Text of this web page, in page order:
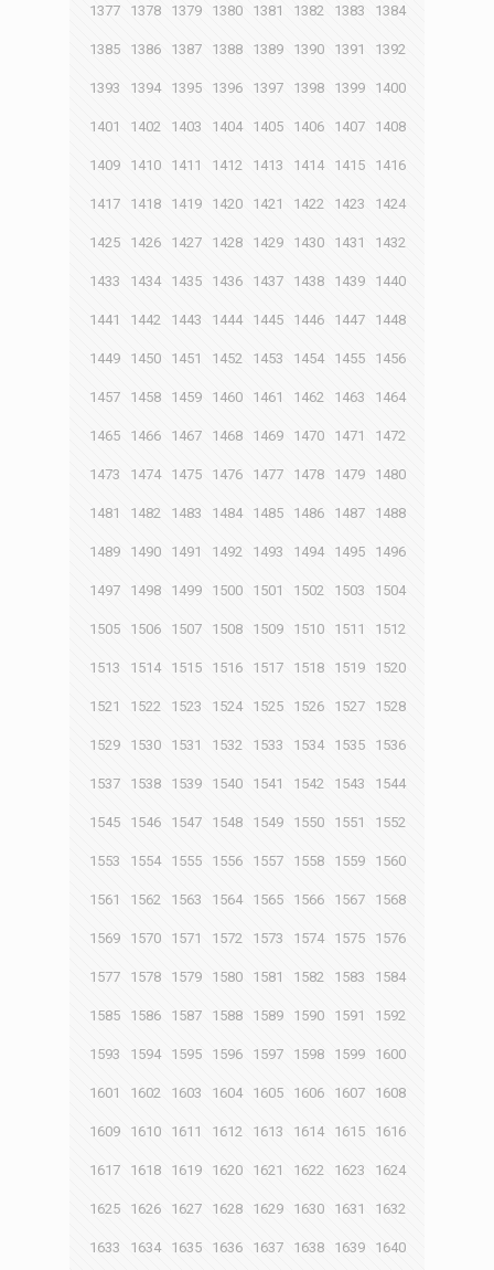
1377 1378 1379 1380 1381 1382 1383 1384
1385 1386 1387 1388 1389 1390 1391 1392
1393 1394 1395 1396 1397 1398 1399 1400
1401 1402 1403 1404 1405 1406 1407 1408
1409 1410 1411 1412 1413 1414 1415 1416
1417 1418 1419 1420 1421 1422 1423 1424
1425 1426 1427 1428 1429 1430 1431 1432
1433 1434 1435 1436 1437 1438 1439 1440
1441 1442 1443 1444 1445 1446 1447 1448
1449 1450 1451 1452 1453 1454 1455 1456
1457 1458 1459 1460 1461 1462 1463 1464
1465 1466 1467 1468 1469 1470 1471 1472
1473 1474 1475 1476 1477 1478 1479 1480
1481 1482 1483 1484 1485 1486 1487 1488
1489 1490 1491 1492 1493 1494 1495 1496
1497 1498 1499 1500 1501 1502 1503 1504
1505 1506 1507 1508 1509 1510 1511 1512
1513 1514 1515 1516 1517 1518 1519 1520
1521 1522 1523 1524 1525 1526 1527 1528
1529 1530 1531 1532 1533 1534 1535 1536
1537 1538 1539 1540 1541 1542 1543 1544
1545 1546 1547 1548 1549 1550 1551 1552
1553 1554 1555 1556 1557 1558 1559 1560
1561 1562 1563 1564 1565 1566 1567 1568
1569 1570 1571 1572 1573 1574 1575 1576
1577 1578 1579 1580 1581 1582 1583 1584
1585 1586 1587 1588 1589 1590 1591 1592
1593 1594 1595 1596 1597 1598 1599 1600
1601 1602 1603 1604 1605 1606 1607 1608
1609 1610 1611 1612 1613 1614 1615 1616
1617 1618 1619 1620 1621 1622 1623 1624
1625 1626 1627 1628 1629 1630 1631 1632
1633 1634 1635 1636 1637 1638 1639 1640